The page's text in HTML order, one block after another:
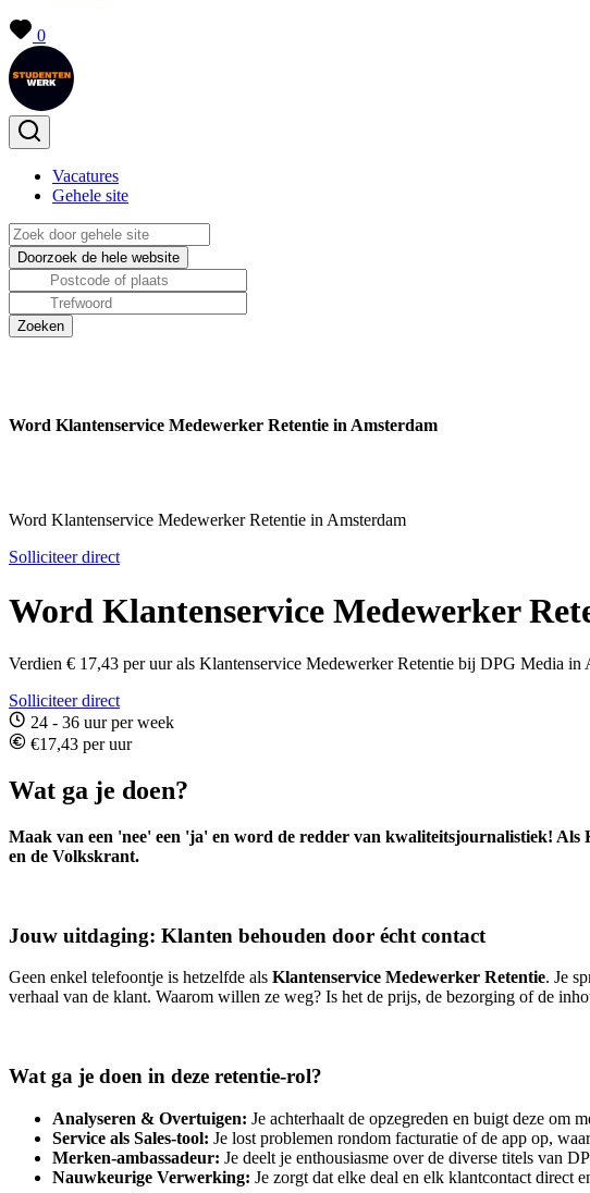
0
Vacatures
Gehele site
Word Klantenservice Medewerker Retentie in Amsterdam
Word Klantenservice Medewerker Retentie in Amsterdam
Solliciteer direct
Word Klantenservice Medewerker
Verdien € 17,43 per uur als Klantenservice Medewerker Retentie bij DPG Media in
Solliciteer direct
24 - 36 uur per week
€17,43 per uur
Wat ga je doen?
Maak van een 'nee' een 'ja' en word de redder van kwaliteitsjournalistiek!
en de Volkskrant.
Jouw uitdaging: Klanten behouden door écht contact
Geen enkel telefoontje is hetzelfde als Klantenservice Medewerker Retentie. Je
verhaal van de klant. Waarom willen ze weg? Is het de prijs, de bezorging of de
Wat ga je doen in deze retentie-rol?
Analyseren & Overtuigen: Je achterhaalt de opzegreden en buigt deze om
Service als Sales-tool: Je lost problemen rondom facturatie of de app op,
Merken-ambassadeur: Je deelt je enthousiasme over de diverse titels van
Nauwkeurige Verwerking: Je zorgt dat elke deal en elk klantcontact direct